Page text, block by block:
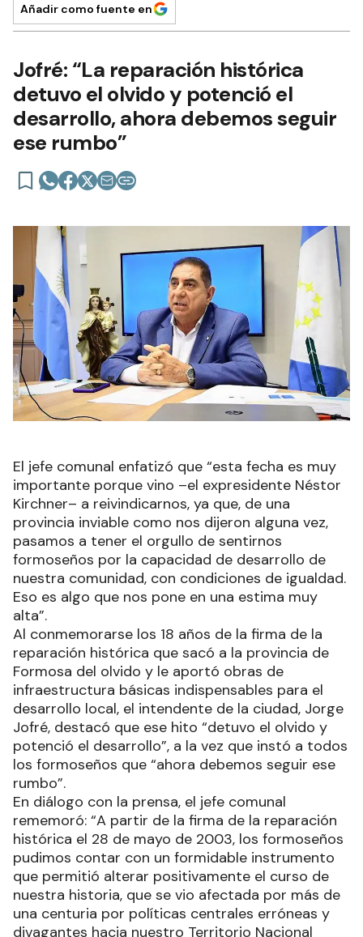
Añadir como fuente en
Jofré: “La reparación histórica
detuvo el olvido y potenció el
desarrollo, ahora debemos seguir
ese rumbo”
El jefe comunal enfatizó que “esta fecha es muy
importante porque vino –el expresidente Néstor
Kirchner– a reivindicarnos, ya que, de una
provincia inviable como nos dijeron alguna vez,
pasamos a tener el orgullo de sentirnos
formoseños por la capacidad de desarrollo de
nuestra comunidad, con condiciones de igualdad.
Eso es algo que nos pone en una estima muy
alta”.
Al conmemorarse los 18 años de la firma de la
reparación histórica que sacó a la provincia de
Formosa del olvido y le aportó obras de
infraestructura básicas indispensables para el
desarrollo local, el intendente de la ciudad, Jorge
Jofré, destacó que ese hito “detuvo el olvido y
potenció el desarrollo”, a la vez que instó a todos
los formoseños que “ahora debemos seguir ese
rumbo”.
En diálogo con la prensa, el jefe comunal
rememoró: “A partir de la firma de la reparación
histórica el 28 de mayo de 2003, los formoseños
pudimos contar con un formidable instrumento
que permitió alterar positivamente el curso de
nuestra historia, que se vio afectada por más de
una centuria por políticas centrales erróneas y
divagantes hacia nuestro Territorio Nacional